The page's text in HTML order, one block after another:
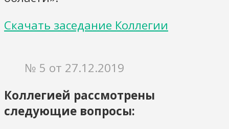
Скачать заседание Коллегии
№ 5 от 27.12.2019
Коллегией рассмотрены
следующие вопросы: